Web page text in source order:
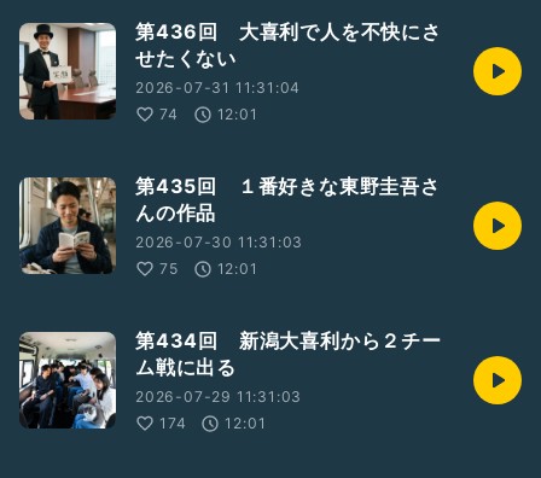
第436回 大喜利で人を不快にさ
せたくない
2026-07-31 11:31:04
74
12:01
第435回 １番好きな東野圭吾さ
んの作品
2026-07-30 11:31:03
75
12:01
第434回 新潟大喜利から２チー
ム戦に出る
2026-07-29 11:31:03
174
12:01